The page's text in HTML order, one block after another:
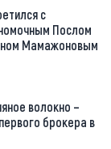
с
Послом
Мамажоновым
волокно –
брокера в